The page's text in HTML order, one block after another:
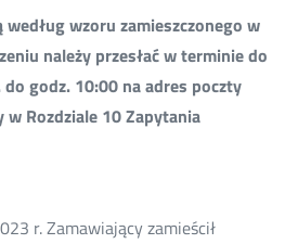
wzoru zamieszczonego w
należy przesłać w terminie do
godz. 10:00 na adres poczty
Rozdziale 10 Zapytania
r. Zamawiający zamieścił